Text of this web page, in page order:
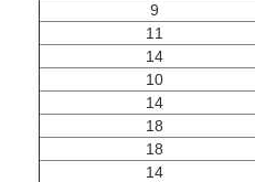
9
11
14
10
14
18
18
14